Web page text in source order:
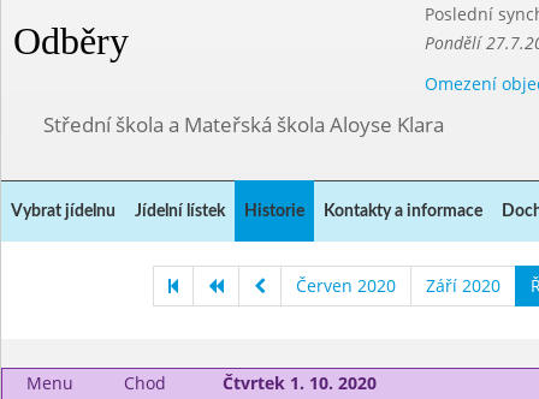
Odběry
Poslední
Pondělí
Omezení
Střední škola a Mateřská škola Aloyse Klara
Vybrat jídelnu Jídelní lístek Historie Kontakty a informace
Červen 2020 Září 2020
Menu Chod
Čtvrtek 1. 10. 2020